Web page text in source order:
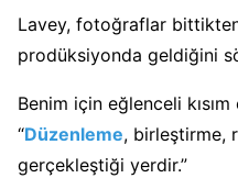
Lavey, fotoğraflar
prodüksiyonda geldiğini
Benim için eğlenceli
“Düzenleme, birleştirme,
gerçekleştiği yerdir.”